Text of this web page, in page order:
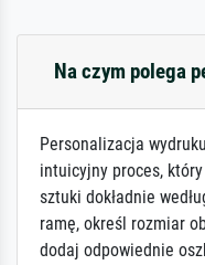
Na czym polega
Personalizacja
intuicyjny proces,
sztuki dokładnie
ramę, określ rozmiar
dodaj odpowiednie